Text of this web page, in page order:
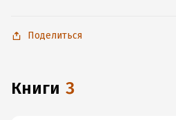
без подключения к интернету.
Поделиться
книги 3